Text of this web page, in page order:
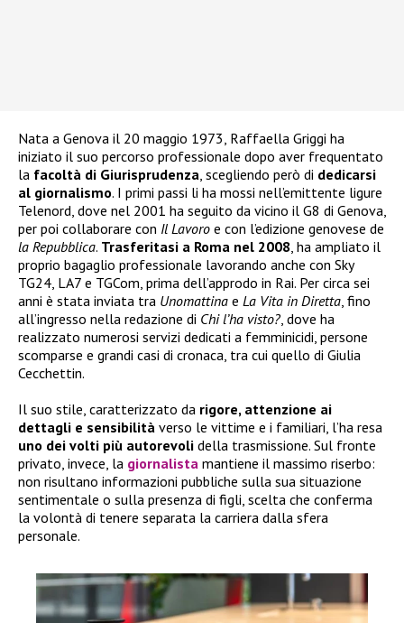
Nata a Genova il 20 maggio 1973, Raffaella Griggi ha
iniziato il suo percorso professionale dopo aver frequentato
la facoltà di Giurisprudenza , scegliendo però di dedicarsi
al giornalismo. I primi passi li ha mossi nell’emittente ligure
Telenord, dove nel 2001 ha seguito da vicino il G8 di Genova,
per poi collaborare con Il Lavoro e con l’edizione genovese de
la Repubblica. Trasferitasi a Roma nel 2008 , ha ampliato il
proprio bagaglio professionale lavorando anche con Sky
TG24, LA7 e TGCom, prima dell’approdo in Rai. Per circa sei
anni è stata inviata tra Unomattina e La Vita in Diretta , fino
all’ingresso nella redazione di Chi l’ha visto? , dove ha
realizzato numerosi servizi dedicati a femminicidi, persone
scomparse e grandi casi di cronaca, tra cui quello di Giulia
Cecchettin.
Il suo stile, caratterizzato da rigore, attenzione ai
dettagli e sensibilità verso le vittime e i familiari, l’ha resa
uno dei volti più autorevoli della trasmissione. Sul fronte
privato, invece, la giornalista mantiene il massimo riserbo:
non risultano informazioni pubbliche sulla sua situazione
sentimentale o sulla presenza di figli, scelta che conferma
la volontà di tenere separata la carriera dalla sfera
personale.